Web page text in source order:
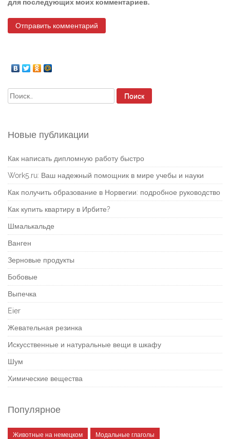
для последующих моих комментариев.
Найти:
Новые публикации
Как написать дипломную работу быстро
Work5.ru: Ваш надежный помощник в мире учебы и науки
Как получить образование в Норвегии: подробное руководство
Как купить квартиру в Ирбите?
Шмалькальде
Ванген
Зерновые продукты
Бобовые
Выпечка
Eier
Жевательная резинка
Искусственные и натуральные вещи в шкафу
Шум
Химические вещества
Популярное
Животные на немецком Модальные глаголы